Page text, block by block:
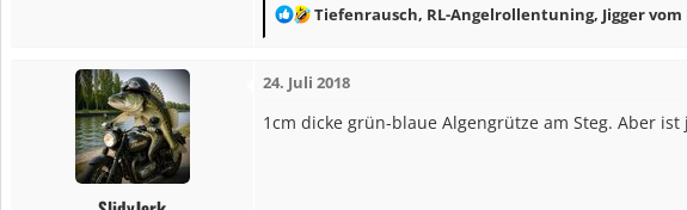
R
k
t
Tiefenrausch, RL-Angelrollentuning, Jigger
24. Juli 2018
1cm dicke grün-blaue Algengrütze am Steg. Aber